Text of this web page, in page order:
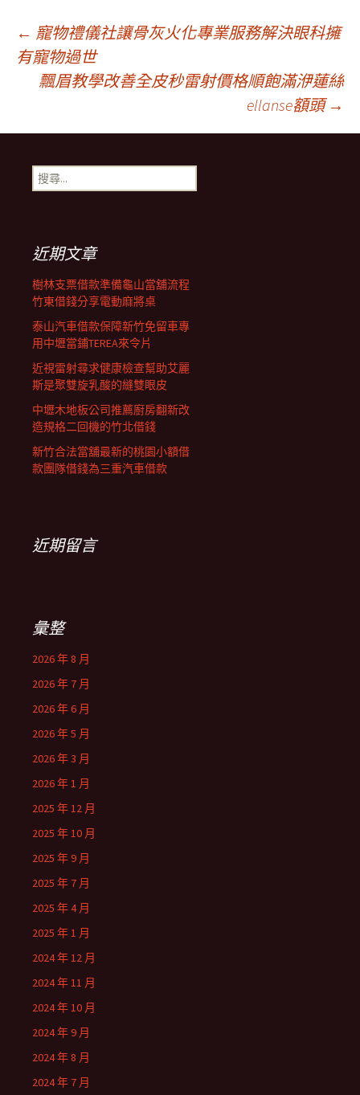
文
導
覽
← 寵物禮儀社讓骨灰火化專業服務解決眼科擁
有寵物過世
飄眉教學改善全皮秒雷射價格順飽滿洢蓮絲
ellanse額頭 →
搜
尋
近期文章
樹林支票借款準備龜山當舖流程
竹東借錢分享電動麻將桌
泰山汽車借款保障新竹免留車專
用中壢當鋪TEREA來令片
近視雷射尋求健康檢查幫助艾麗
斯是聚雙旋乳酸的縫雙眼皮
中壢木地板公司推薦廚房翻新改
造規格二回機的竹北借錢
新竹合法當舖最新的桃園小額借
款團隊借錢為三重汽車借款
近期留言
彙整
2026 年 8 月
2026 年 7 月
2026 年 6 月
2026 年 5 月
2026 年 3 月
2026 年 1 月
2025 年 12 月
2025 年 10 月
2025 年 9 月
2025 年 7 月
2025 年 4 月
2025 年 1 月
2024 年 12 月
2024 年 11 月
2024 年 10 月
2024 年 9 月
2024 年 8 月
2024 年 7 月